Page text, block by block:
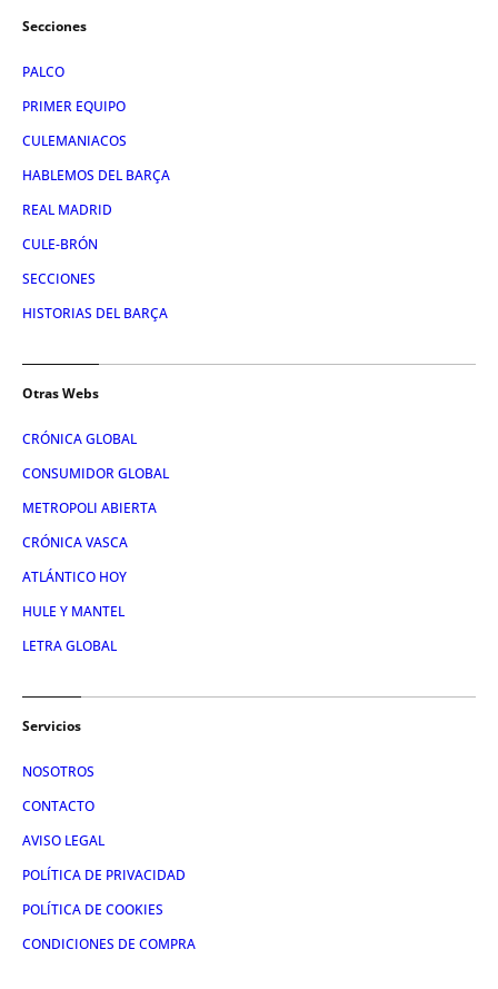
Secciones
PALCO
PRIMER EQUIPO
CULEMANIACOS
HABLEMOS DEL BARÇA
REAL MADRID
CULE-BRÓN
SECCIONES
HISTORIAS DEL BARÇA
Otras Webs
CRÓNICA GLOBAL
CONSUMIDOR GLOBAL
METROPOLI ABIERTA
CRÓNICA VASCA
ATLÁNTICO HOY
HULE Y MANTEL
LETRA GLOBAL
Servicios
NOSOTROS
CONTACTO
AVISO LEGAL
POLÍTICA DE PRIVACIDAD
POLÍTICA DE COOKIES
CONDICIONES DE COMPRA